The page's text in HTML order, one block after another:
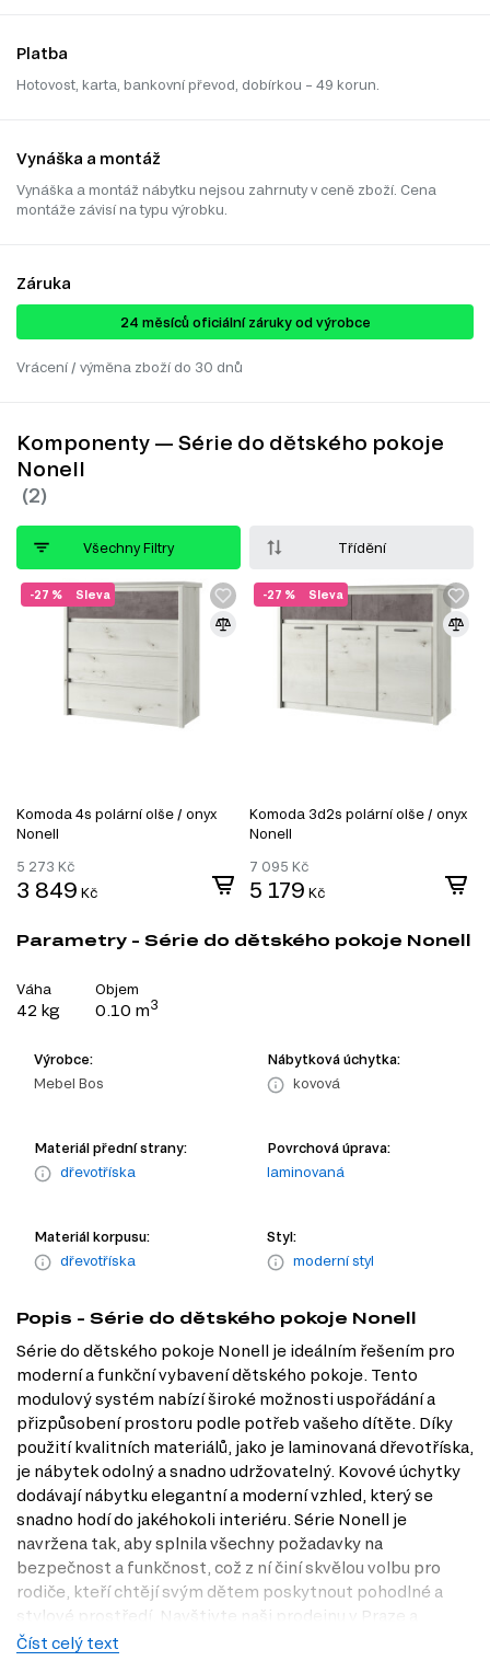
Platba
Hotovost, karta, bankovní převod, dobírkou – 49 korun.
Vynáška a montáž
Vynáška a montáž nábytku nejsou zahrnuty v ceně zboží. Cena
montáže závisí na typu výrobku.
Záruka
24 ​​​​měsíců oficiální záruky od výrobce
Vrácení / výměna zboží do 30 dnů
Komponenty — Série do dětského pokoje
Nonell
Všechny Filtry Třídění
Sleva
-27 %
Komoda 4s polární olše / onyx
Nonell
5 273 Kč
3 849 Kč
Sleva
-27 %
Komoda 3d2s polární olše / onyx
Nonell
7 095 Kč
5 179 Kč
Parametry - Série do dětského pokoje Nonell
Váha
42 kg
Objem
0.10 m3
Výrobce:
Mebel Bos
Nábytková úchytka:
kovová
Materiál přední strany:
dřevotříska
Povrchová úprava:
laminovaná
Materiál korpusu:
dřevotříska
Styl:
moderní styl
Popis - Série do dětského pokoje Nonell
Série do dětského pokoje Nonell je ideálním řešením pro
moderní a funkční vybavení dětského pokoje. Tento
modulový systém nabízí široké možnosti uspořádání a
přizpůsobení prostoru podle potřeb vašeho dítěte. Díky
použití kvalitních materiálů, jako je laminovaná dřevotříska,
je nábytek odolný a snadno udržovatelný. Kovové úchytky
dodávají nábytku elegantní a moderní vzhled, který se
snadno hodí do jakéhokoli interiéru. Série Nonell je
navržena tak, aby splnila všechny požadavky na
bezpečnost a funkčnost, což z ní činí skvělou volbu pro
rodiče, kteří chtějí svým dětem poskytnout pohodlné a
stylové prostředí. Navštivte naši prodejnu v Praze a
objevte všechny možnosti, které vám Dubok.cz nabízí.
Číst celý text